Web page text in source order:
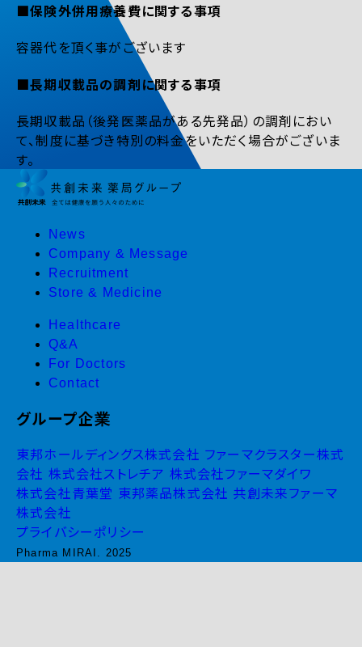
■保険外併用療養費に関する事項
容器代を頂く事がございます
■長期収載品の調剤に関する事項
長期収載品（後発医薬品がある先発品）の調剤におい
て、制度に基づき特別の料金をいただく場合がございま
す。
News
Company & Message
Recruitment
Store & Medicine
Healthcare
Q&A
For Doctors
Contact
グループ企業
東邦ホールディングス株式会社 ファーマクラスター株式
会社 株式会社ストレチア 株式会社ファーマダイワ
株式会社青葉堂 東邦薬品株式会社 共創未来ファーマ
株式会社
プライバシーポリシー
Pharma MIRAI. 2025